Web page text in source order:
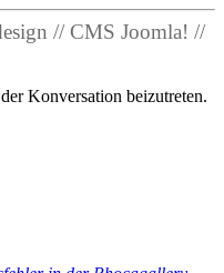
// CMS Joomla! //
Konversation beizutreten.